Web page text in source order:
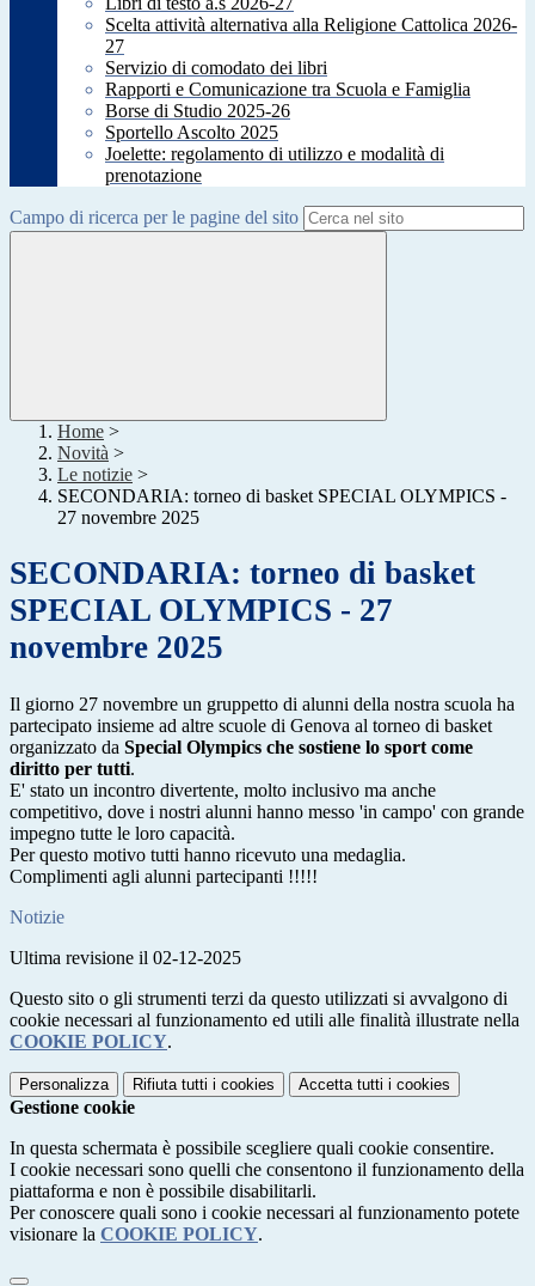
Scelta attività alternativa alla Religione Cattolica 2026-
27
Servizio di comodato dei libri
Rapporti e Comunicazione tra Scuola e Famiglia
Borse di Studio 2025-26
Sportello Ascolto 2025
Joelette: regolamento di utilizzo e modalità di
prenotazione
Campo di ricerca per le pagine del sito
Home >
Novità >
Le notizie >
SECONDARIA: torneo di basket SPECIAL OLYMPICS -
27 novembre 2025
SECONDARIA: torneo di basket
SPECIAL OLYMPICS - 27
novembre 2025
Il giorno 27 novembre un gruppetto di alunni della nostra scuola ha
partecipato insieme ad altre scuole di Genova al torneo di basket
organizzato da Special Olympics che sostiene lo sport come
diritto per tutti.
E' stato un incontro divertente, molto inclusivo ma anche
competitivo, dove i nostri alunni hanno messo 'in campo' con grande
impegno tutte le loro capacità.
Per questo motivo tutti hanno ricevuto una medaglia.
Complimenti agli alunni partecipanti !!!!!
Notizie
Ultima revisione il 02-12-2025
Questo sito o gli strumenti terzi da questo utilizzati si avvalgono di
cookie necessari al funzionamento ed utili alle finalità illustrate nella
COOKIE POLICY.
Personalizza Rifiuta tutti i cookies Accetta tutti i cookies
Gestione cookie
In questa schermata è possibile scegliere quali cookie consentire.
I cookie necessari sono quelli che consentono il funzionamento della
piattaforma e non è possibile disabilitarli.
Per conoscere quali sono i cookie necessari al funzionamento potete
visionare la COOKIE POLICY.